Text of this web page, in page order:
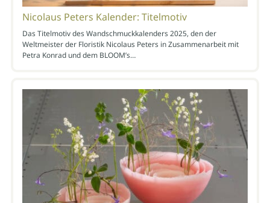
Nicolaus Peters Kalender: Titelmotiv
Das Titelmotiv des Wandschmuckkalenders 2025, den der
Weltmeister der Floristik Nicolaus Peters in Zusammenarbeit mit
Petra Konrad und dem BLOOM’s…